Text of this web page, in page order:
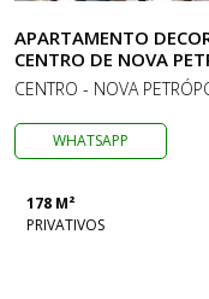
APARTAMENTO
CENTRO DE NOVA
CENTRO - NOVA
WHATSAPP
178 M²
PRIVATIVOS